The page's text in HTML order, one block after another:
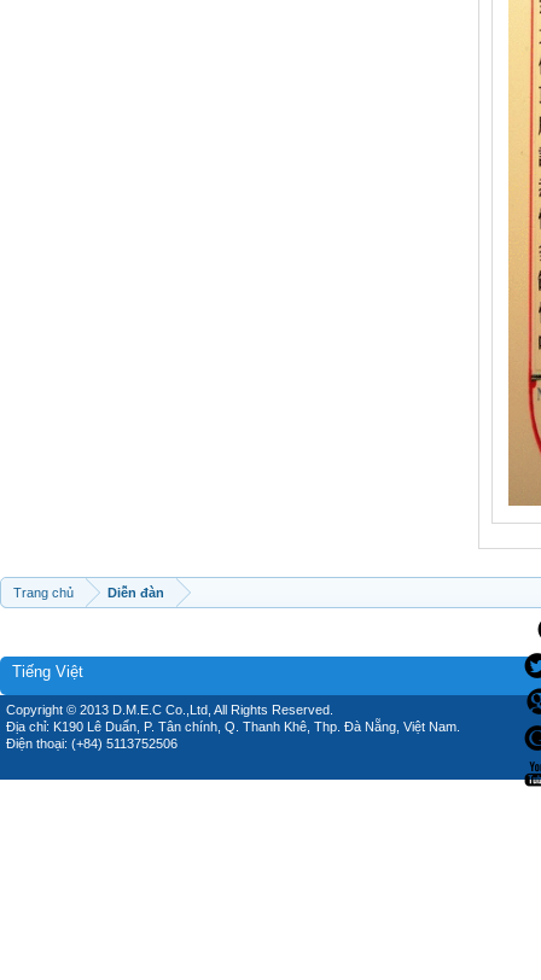
Trang chủ Diễn đàn
Tiếng Việt
Copyright © 2013 D.M.E.C Co.,Ltd, All Rights Reserved.
Địa chỉ: K190 Lê Duẩn, P. Tân chính, Q. Thanh Khê, Thp. Đà Nẵng, Việt Nam.
Điện thoại: (+84) 5113752506